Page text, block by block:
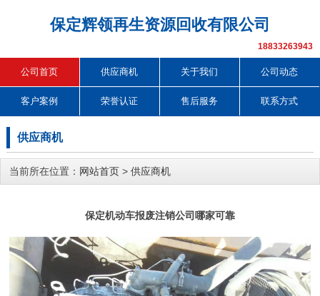
保定辉领再生资源回收有限公司
18833263943
公司首页 供应商机 关于我们 公司动态
客户案例 荣誉认证 售后服务 联系方式
供应商机
当前所在位置： 网站首页 > 供应商机
保定机动车报废注销公司哪家可靠